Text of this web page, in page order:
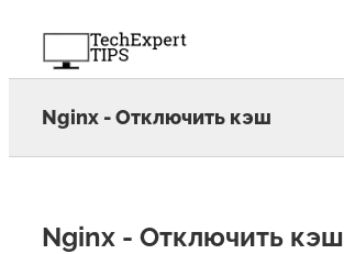
content
Nginx - Отключить кэш
Nginx - Отключить кэш